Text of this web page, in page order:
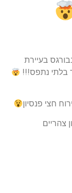
בבורגס בעיירת
בלתי נתפס!!!